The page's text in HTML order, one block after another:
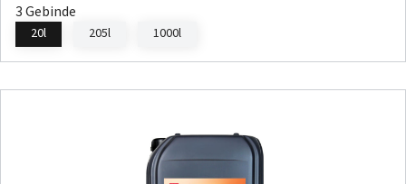
3 Gebinde
20l 205l 1000l